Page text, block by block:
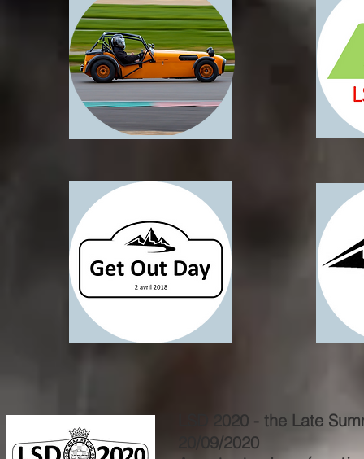
LSD 2020 - the Late
20/09/2020